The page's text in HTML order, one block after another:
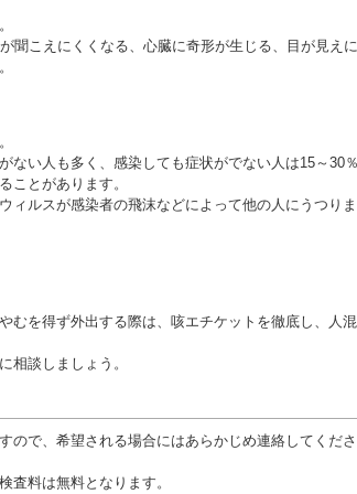
聞こえにくくなる、心臓に奇形が生じる、目が見えに
ない人も多く、感染しても症状がでない人は15～30
ことがあります。
ィルスが感染者の飛沫などによって他の人にうつりま
むを得ず外出する際は、咳エチケットを徹底し、人
相談しましょう。
ので、希望される場合にはあらかじめ連絡してくださ
査料は無料となります。